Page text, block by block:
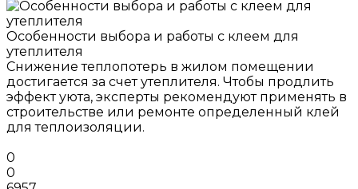
Особенности выбора и работы с клеем для
утеплителя
Снижение теплопотерь в жилом помещении
достигается за счет утеплителя. Чтобы продлить
эффект уюта, эксперты рекомендуют применять в
строительстве или ремонте определенный клей
для теплоизоляции.
0
0